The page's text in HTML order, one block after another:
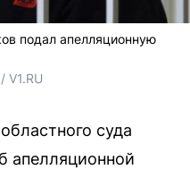
подал апелляционную
V1.RU
суда
апелляционной